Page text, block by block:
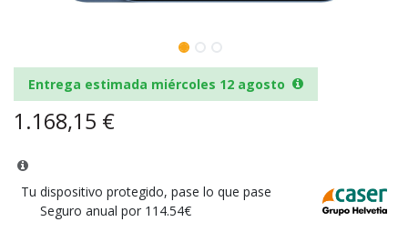
Entrega estimada miércoles 12 agosto
1.168,15 €
Tu dispositivo protegido, pase lo que pase
Seguro anual por 114.54€